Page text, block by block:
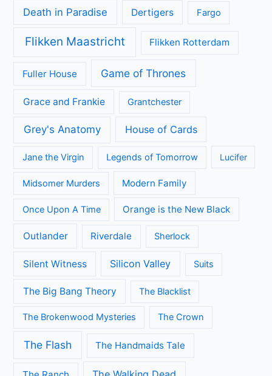
Death in Paradise Dertigers Fargo
Flikken Maastricht Flikken Rotterdam
Fuller House Game of Thrones
Grace and Frankie Grantchester
Grey's Anatomy House of Cards
Jane the Virgin Legends of Tomorrow Lucifer
Midsomer Murders Modern Family
Once Upon A Time Orange is the New Black
Outlander Riverdale Sherlock
Silent Witness Silicon Valley Suits
The Big Bang Theory The Blacklist
The Brokenwood Mysteries The Crown
The Flash The Handmaids Tale